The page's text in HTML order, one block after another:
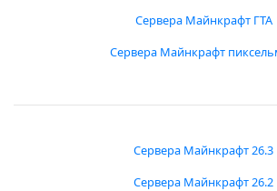
Сервера Майнкрафт ГТА
Сервера Майнкрафт
Сервера Майнкрафт 26.3
Сервера Майнкрафт 26.2